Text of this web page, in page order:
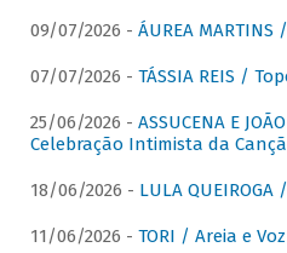
09/07/2026 - ÁUREA
07/07/2026 - TÁSSIA REIS /
25/06/2026 - ASSUCENA E
Celebração Intimista da
18/06/2026 - LULA
11/06/2026 - TORI / Areia e Voz